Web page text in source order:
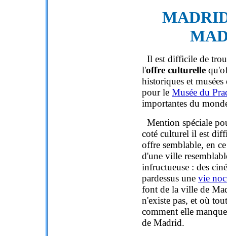
Il est difficile de
l'offre culturelle
historiques et
pour le Musée du Pr
importantes du
Mention spéciale
coté culturel il est
offre semblable, en
d'une ville
infructueuse : des
pardessus une vie
font de la ville de
n'existe pas, et où
comment elle
de Madrid.